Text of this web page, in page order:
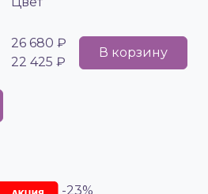
26 680 ₽
22 425 ₽
В корзину
-23%